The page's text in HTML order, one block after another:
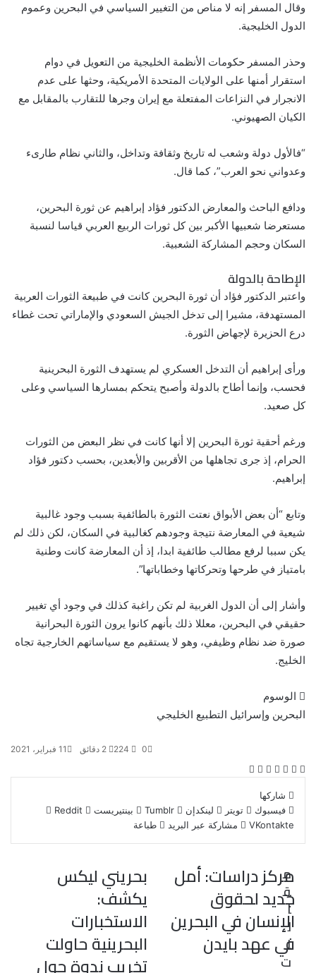
وقال المسفر إنه لا مناص من التغيير السياسي في البحرين وعموم
الدول الخليجية.
وحذر المسفر حكومات الأنظمة الخليجية من التعويل في دوام
استقرار أمنها على الولايات المتحدة الأمريكية، وحثها على عدم
الانجرار في النزاعات المفتعلة مع إيران وجرها للتقارب بالمقابل مع
الكيان الصهيوني.
“فالأول دولة وشعب له تاريخ وثقافة وتداخل، والثاني نظام طارىء
وعدواني نحو العرب”، كما قال.
ودافع الباحث والمعارض الدكتور فؤاد إبراهيم عن ثورة البحرين،
مستعرضا شعبيها الأكبر بين كل ثورات الربيع العربي قياسا لنسبة
السكان وحجم المشاركة الشعبية.
الإطاحة بالدولة
واعتبر الدكتور فؤاد أن ثورة البحرين كانت في طبيعة الثورات العربية
المستهدفة، مشيرا إلى تدخل الجيش السعودي والإماراتي تحت غطاء
درع الحزيرة لإجهاض الثورة.
ورأى إبراهيم أن التدخل العسكري لم يستهدف الثورة البحرينية
فحسب، وإنما أطاح بالدولة وأصبح يتحكم بمسارها السياسي وعلى
كل صعيد.
ورغم أحقية ثورة البحرين إلا أنها كانت في نظر البعض من الثورات
الحرام، إذ جرى تجاهلها من الأقربين والأبعدين، بحسب دكتور فؤاد
إبراهيم.
وتابع “أن بعض الأبواق نعتت الثورة بالطائفية بسبب وجود غالبية
شيعية في المعارضة نتيجة وجودهم كغالبية في السكان، لكن ذلك لم
يكن سببا لرفع مطالب طائفية ابدا، إذ أن المعارضة كانت وطنية
بامتياز في طرحها وتحركاتها وخطاباتها”.
وأشار إلى أن الدول الغربية لم تكن راغبة كذلك في وجود أي تغيير
حقيقي في البحرين، معللا ذلك بأنهم كانوا يرون الثورة البحرانية
صورة ضد نظام وظيفي، وهو لا يستقيم مع سياساتهم الخارجية تجاه
الخليج.
الوسوم
البحرين وإسرائيل التطبيع الخليجي
11 فبراير، 2021 0
ف
س
و
ك
ت
ر
ل
ن
ك
د
إ
u
m
b
l
ب
ن
ت
ي
ر
س
ت
d
d
i
س
ب
شاركها
فيسبوك
تويتر لينكدإن بينتيريست
مشاركة عبر البريد طباعة
بحريني ليكس
يكشف:
الاستخبارات
البحرينية حاولت
تخريب ندوة حول
مركز دراسات: أمل
جديد لحقوق
الإنسان في البحرين
في عهد بايدن
م
ق
ا
ل
ا
ت